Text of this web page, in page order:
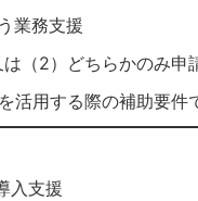
業務支援
（2）どちらかのみ申
活用する際の補助要件
入支援